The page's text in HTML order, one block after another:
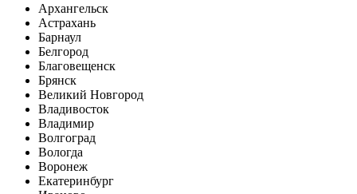
Архангельск
Астрахань
Барнаул
Белгород
Благовещенск
Брянск
Великий Новгород
Владивосток
Владимир
Волгоград
Вологда
Воронеж
Екатеринбург